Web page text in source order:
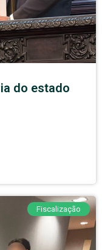
do estado
Fiscalização